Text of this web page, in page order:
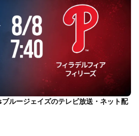
ブルージェイズのテレビ放送・ネット配